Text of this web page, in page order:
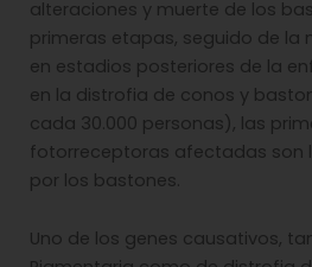
alteraciones y muerte de los
primeras etapas, seguido de la
en estadios posteriores de la
en la distrofia de conos y
cada 30.000 personas), las
fotorreceptoras afectadas son
por los bastones.
Uno de los genes causativos,